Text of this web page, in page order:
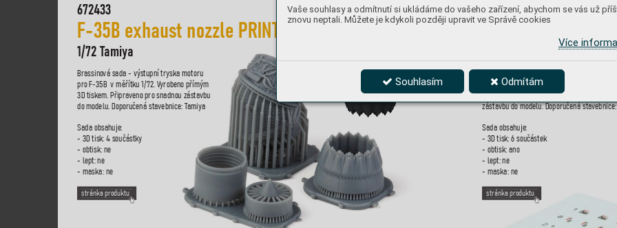
Vaše souhlasy a odmítnutí si ukládáme do vašeho zařízení, abychom se vás už
znovu neptali. Můžete je kdykoli později upravit ve Správě cookies
Více
Souhlasím Odmítám
672433
F-35B exhaust nozzle PRINT
1/72 Tamiya
Brassinová sada - výstupní tryska motoru
pro F-35B  v měřítku 1/72. Vyrobeno přímým
3D tiskem. Připraveno pro snadnou zástavbu
do modelu. Doporučená stavebnice: Tamiya
Sada obsahuje:
- 3D tisk: 4 součástky
- obtisk: ne
- lept: ne
- maska: ne
stránka produktu
vá sada - vystřelovací sedačky s
upínacími pásy pro F-14D  v měřítku 1/
72.
2 sedačky. Vyrobeno přímým 3D tiskem. Připra
zástavbu do modelu. Doporučená stavebnice:
Sada obsahuje:
- 3D tisk: 6 součástek
- obtisk: ano
- lept: ne
- maska: ne
672456
F-14D ejection
stránka produktu